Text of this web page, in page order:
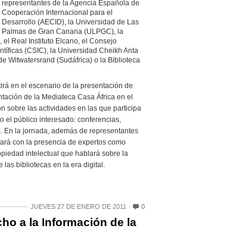
representantes de la Agencia Española de
Cooperación Internacional para el
Desarrollo (AECID), la Universidad de Las
Palmas de Gran Canaria (ULPGC), la
el Real Instituto Elcano, el Consejo
(CSIC), la Universidad Cheikh Anta
Witwatersrand (Sudáfrica) o la Biblioteca
en el escenario de la presentación de
de la Mediateca Casa África en el
sobre las actividades en las que participa
el público interesado: conferencias,
En la jornada, además de representantes
con la presencia de expertos como
intelectual que hablará sobre la
las bibliotecas en la era digital.
JUEVES 27 DE ENERO DE 2011 0
a la Información de la